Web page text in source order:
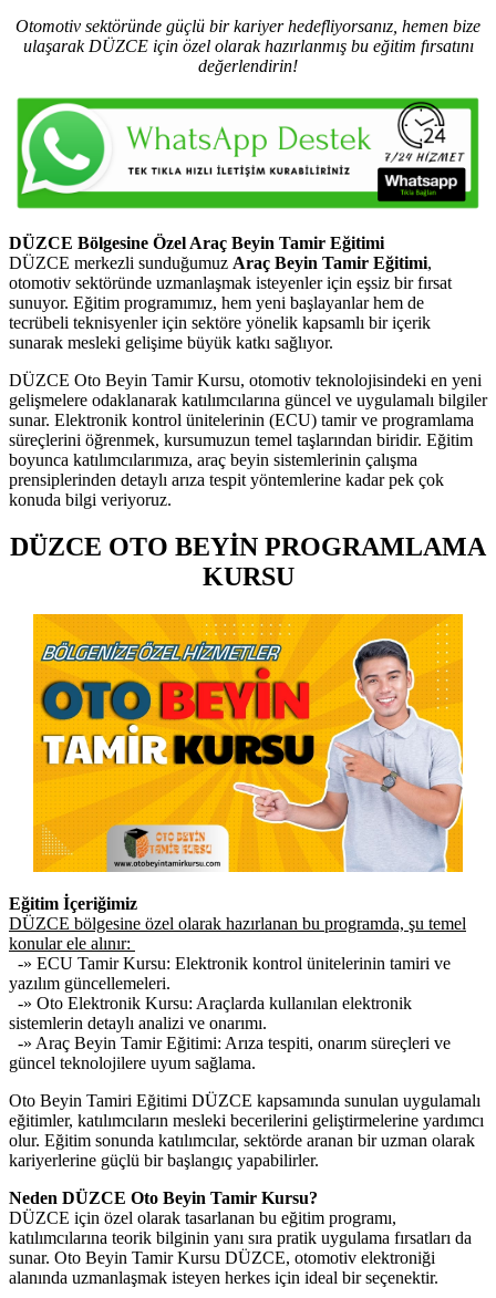
Otomotiv sektöründe güçlü bir kariyer hedefliyorsanız, hemen bize
ulaşarak DÜZCE için özel olarak hazırlanmış bu eğitim fırsatını
değerlendirin!
DÜZCE Bölgesine Özel Araç Beyin Tamir Eğitimi
DÜZCE merkezli sunduğumuz Araç Beyin Tamir Eğitimi,
otomotiv sektöründe uzmanlaşmak isteyenler için eşsiz bir fırsat
sunuyor. Eğitim programımız, hem yeni başlayanlar hem de
tecrübeli teknisyenler için sektöre yönelik kapsamlı bir içerik
sunarak mesleki gelişime büyük katkı sağlıyor.
DÜZCE Oto Beyin Tamir Kursu, otomotiv teknolojisindeki en yeni
gelişmelere odaklanarak katılımcılarına güncel ve uygulamalı bilgiler
sunar. Elektronik kontrol ünitelerinin (ECU) tamir ve programlama
süreçlerini öğrenmek, kursumuzun temel taşlarından biridir. Eğitim
boyunca katılımcılarımıza, araç beyin sistemlerinin çalışma
prensiplerinden detaylı arıza tespit yöntemlerine kadar pek çok
konuda bilgi veriyoruz.
DÜZCE OTO BEYİN PROGRAMLAMA
KURSU
Eğitim İçeriğimiz
DÜZCE bölgesine özel olarak hazırlanan bu programda, şu temel
konular ele alınır:
-» ECU Tamir Kursu: Elektronik kontrol ünitelerinin tamiri ve
yazılım güncellemeleri.
-» Oto Elektronik Kursu: Araçlarda kullanılan elektronik
sistemlerin detaylı analizi ve onarımı.
-» Araç Beyin Tamir Eğitimi: Arıza tespiti, onarım süreçleri ve
güncel teknolojilere uyum sağlama.
Oto Beyin Tamiri Eğitimi DÜZCE kapsamında sunulan uygulamalı
eğitimler, katılımcıların mesleki becerilerini geliştirmelerine yardımcı
olur. Eğitim sonunda katılımcılar, sektörde aranan bir uzman olarak
kariyerlerine güçlü bir başlangıç yapabilirler.
Neden DÜZCE Oto Beyin Tamir Kursu?
DÜZCE için özel olarak tasarlanan bu eğitim programı,
katılımcılarına teorik bilginin yanı sıra pratik uygulama fırsatları da
sunar. Oto Beyin Tamir Kursu DÜZCE, otomotiv elektroniği
alanında uzmanlaşmak isteyen herkes için ideal bir seçenektir.